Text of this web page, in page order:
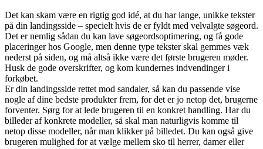
Det kan skam være en rigtig god idé, at du har lange, unikke tekster
på din landingsside – specielt hvis de er fyldt med velvalgte søgeord.
Det er nemlig sådan du kan lave søgeordsoptimering, og få gode
placeringer hos Google, men denne type tekster skal gemmes væk
nederst på siden, og må altså ikke være det første brugeren møder.
Husk de gode overskrifter, og kom kundernes indvendinger i
forkøbet.
Er din landingsside rettet mod sandaler, så kan du passende vise
nogle af dine bedste produkter frem, for det er jo netop det, brugerne
forventer. Sørg for at lede brugeren til en konkret handling. Har du
billeder af konkrete modeller, så skal man naturligvis komme til
netop disse modeller, når man klikker på billedet. Du kan også give
brugeren mulighed for at vælge mellem sko til herrer, damer eller